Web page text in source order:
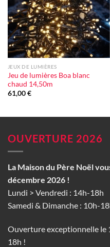
JEUX DE LUMIÈRES
Jeu de lumières Boa blanc
chaud 14,50m
61,00€
OUVERTURE 2026
La Maison du Père Noël
décembre 2026 !
Lundi > Vendredi : 14h-18h
Samedi & Dimanche : 10h-
Ouverture exceptionnelle le
18h !